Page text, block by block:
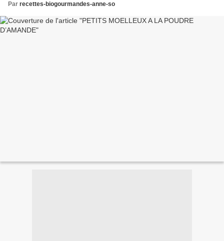
Par recettes-biogourmandes-anne-so